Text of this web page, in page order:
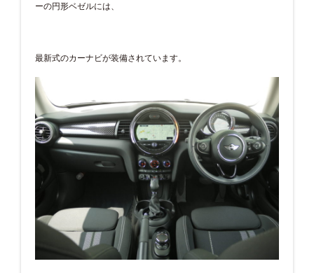
ーの円形ベゼルには、
最新式のカーナビが装備されています。